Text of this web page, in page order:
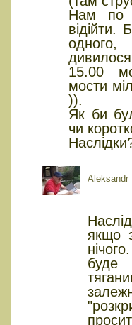
Нам по
відійти.
15.00
мости
)).
Як би
чи
Aleksandr
якщо
буде